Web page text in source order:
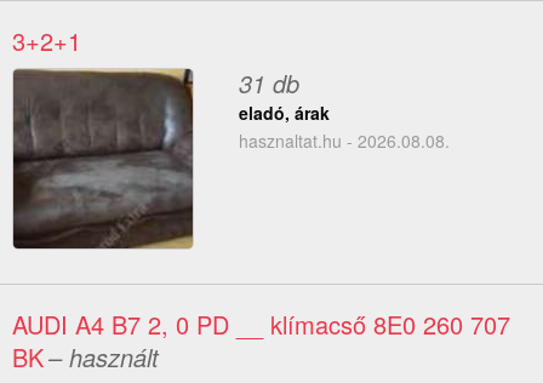
3+2+1
31 db
eladó, árak
hasznaltat.hu - 2026.08.08.
AUDI A4 B7 2, 0 PD __ klímacső 8E0 260 707
BK– használt